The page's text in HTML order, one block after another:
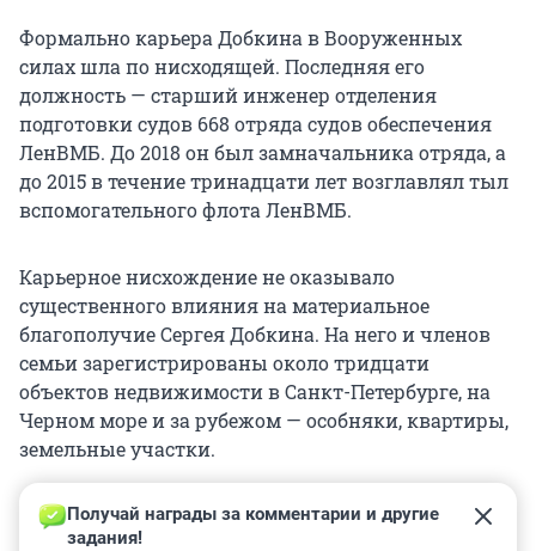
Формально карьера Добкина в Вооруженных
силах шла по нисходящей. Последняя его
должность — старший инженер отделения
подготовки судов 668 отряда судов обеспечения
ЛенВМБ. До 2018 он был замначальника отряда, а
до 2015 в течение тринадцати лет возглавлял тыл
вспомогательного флота ЛенВМБ.
Карьерное нисхождение не оказывало
существенного влияния на материальное
благополучие Сергея Добкина. На него и членов
семьи зарегистрированы около тридцати
объектов недвижимости в Санкт-Петербурге, на
Черном море и за рубежом — особняки, квартиры,
земельные участки.
Получай награды за комментарии и другие
задания!